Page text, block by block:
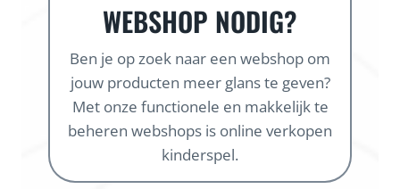
WEBSHOP NODIG?
Ben je op zoek naar een webshop om
jouw producten meer glans te geven?
Met onze functionele en makkelijk te
beheren webshops is online verkopen
kinderspel.